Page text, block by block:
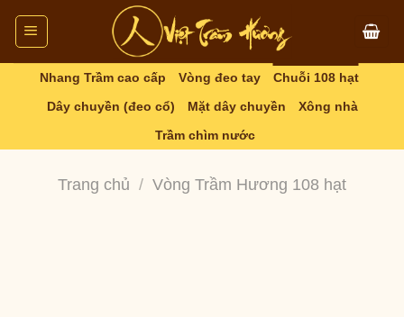
Skip
content
Nhang Trầm cao cấp Vòng đeo tay
Chuỗi 108 hạt
Dây chuyền (đeo cổ)
Mặt dây chuyền
Xông nhà
Trầm chìm nước
Trang chủ / Vòng Trầm Hương 108 hạt